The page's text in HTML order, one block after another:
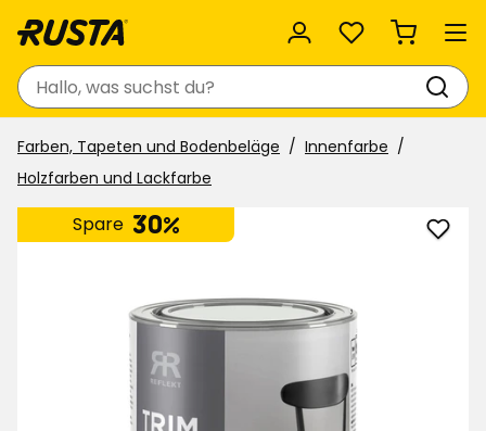
Favoriten
Suchen
Farben, Tapeten und Bodenbeläge
Innenfarbe
Holzfarben und Lackfarbe
Spare 30%